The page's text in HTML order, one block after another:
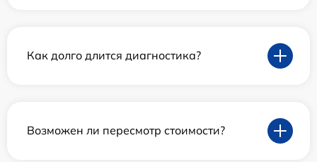
Как долго длится диагностика?
Возможен ли пересмотр стоимости?